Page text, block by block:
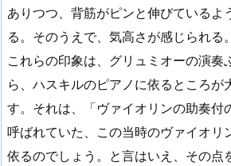
ありつつ、背筋がピンと伸びているよ
る。そのうえで、気高さが感じられる。
これらの印象は、グリュミオーの演奏
ら、ハスキルのピアノに依るところが
す。それは、「ヴァイオリンの助奏付
呼ばれていた、この当時のヴァイオリ
依るのでしょう。と言はいえ、その点